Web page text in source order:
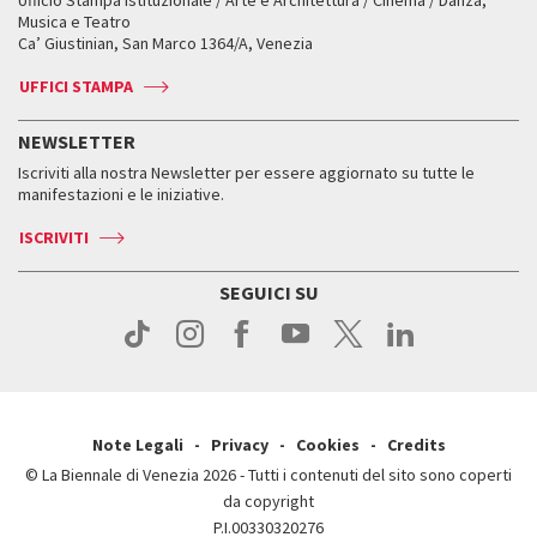
Servizi al pubblico
Come raggiungerci
Press
Orari e sedi
Accrediti
Come raggiungerci
Orari e sedi
Biglietti
Accrediti
Come raggiungerci
Contatti
Press
Servizi al pubblico
Come raggiungerci
Press
Leone d’oro alla carriera
Leone d’argento
Edizioni passate
Orari e sedi
Biglietti
Servizi al pubblico
Come raggiungerci
Contatti
Biennale College ASAC
ASAC DATI
Storia
Orari e sedi
Musica e Teatro
Ca’ Giustinian, San Marco 1364/A, Venezia
UFFICI STAMPA
NEWSLETTER
Iscriviti alla nostra Newsletter per essere aggiornato su tutte le
manifestazioni e le iniziative.
ISCRIVITI
SEGUICI SU
Note Legali Privacy Cookies
Credits
© La Biennale di Venezia 2026 - Tutti i contenuti del sito sono coperti
da copyright
P.I.00330320276